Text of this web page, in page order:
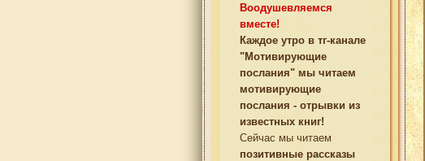
Воодушевляемся
вместе!
Каждое утро в тг-канале
"Мотивирующие
послания" мы читаем
мотивирующие
послания - отрывки из
известных книг!
Сейчас мы читаем
позитивные рассказы